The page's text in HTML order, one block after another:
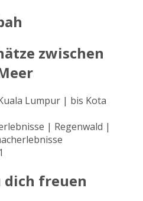
zwischen
Lumpur | bis Kota
| Regenwald |
freuen